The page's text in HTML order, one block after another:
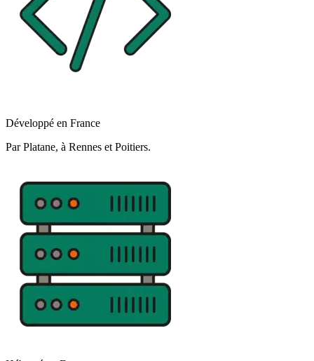
Développé en France
Par Platane, à Rennes et Poitiers.